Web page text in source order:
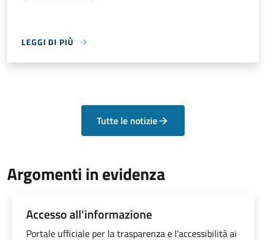
LEGGI DI PIÙ
Tutte le notizie
Argomenti in evidenza
Accesso all'informazione
Portale ufficiale per la trasparenza e l'accessibilità ai